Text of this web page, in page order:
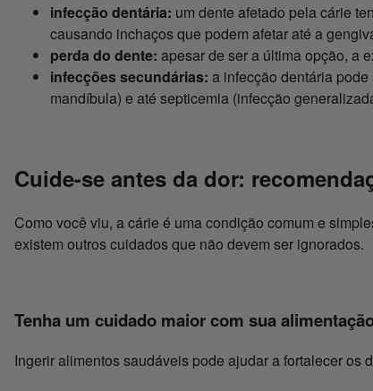
infecção dentária: um dente afetado pela cárie
causando inchaços que podem afetar até a
perda do dente: apesar de ser a última opção, a
infecções secundárias: a infecção dentária
mandíbula) e até septicemia (infecção
Cuide-se antes da dor:
Como você viu, a cárie é uma condição comum e
existem outros cuidados que não devem ser ignorados.
Tenha um cuidado maior com sua
Ingerir alimentos saudáveis pode ajudar a fortalecer